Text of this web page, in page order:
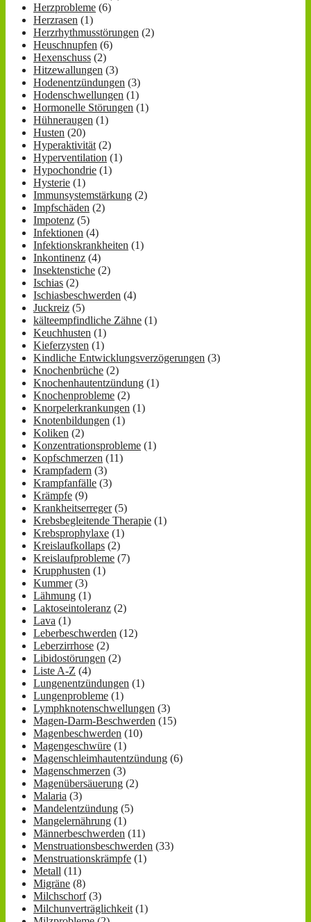
Herzprobleme (6)
Herzrasen (1)
Herzrhythmusstörungen (2)
Heuschnupfen (6)
Hexenschuss (2)
Hitzewallungen (3)
Hodenentzündungen (3)
Hodenschwellungen (1)
Hormonelle Störungen (1)
Hühneraugen (1)
Husten (20)
Hyperaktivität (2)
Hyperventilation (1)
Hypochondrie (1)
Hysterie (1)
Immunsystemstärkung (2)
Impfschäden (2)
Impotenz (5)
Infektionen (4)
Infektionskrankheiten (1)
Inkontinenz (4)
Insektenstiche (2)
Ischias (2)
Ischiasbeschwerden (4)
Juckreiz (5)
kälteempfindliche Zähne (1)
Keuchhusten (1)
Kieferzysten (1)
Kindliche Entwicklungsverzögerungen (3)
Knochenbrüche (2)
Knochenhautentzündung (1)
Knochenprobleme (2)
Knorpelerkrankungen (1)
Knotenbildungen (1)
Koliken (2)
Konzentrationsprobleme (1)
Kopfschmerzen (11)
Krampfadern (3)
Krampfanfälle (3)
Krämpfe (9)
Krankheitserreger(5)
Krebsbegleitende Therapie (1)
Krebsprophylaxe (1)
Kreislaufkollaps (2)
Kreislaufprobleme (7)
Krupphusten (1)
Kummer(3)
Lähmung (1)
Laktoseintoleranz (2)
Lava (1)
Leberbeschwerden (12)
Leberzirrhose (2)
Libidostörungen (2)
Liste A-Z (4)
Lungenentzündungen (1)
Lungenprobleme (1)
Lymphknotenschwellungen (3)
Magen-Darm-Beschwerden (15)
Magenbeschwerden (10)
Magengeschwüre (1)
Magenschleimhautentzündung (6)
Magenschmerzen (3)
Magenübersäuerung (2)
Malaria (3)
Mandelentzündung (5)
Mangelernährung (1)
Männerbeschwerden (11)
Menstruationsbeschwerden (33)
Menstruationskrämpfe (1)
Metall (11)
Migräne (8)
Milchschorf(3)
Milchunverträglichkeit (1)